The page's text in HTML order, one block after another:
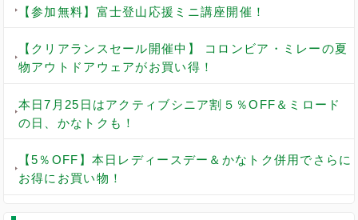
【参加無料】富士登山応援ミニ講座開催！
【クリアランスセール開催中】 コロンビア・ミレーの夏
物アウトドアウェアがお買い得！
本日7月25日はアクティブシニア割５％OFF＆ミロード
の日、かなトクも！
【5％OFF】本日レディースデー＆かなトク併用でさらに
お得にお買い物！